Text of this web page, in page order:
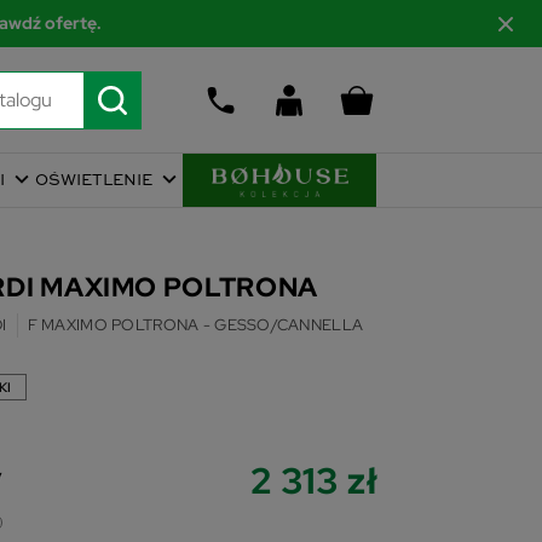
ofertę.
OŚWIETLENIE
MAXIMO POLTRONA
F MAXIMO POLTRONA - GESSO/CANNELLA
2 313 zł